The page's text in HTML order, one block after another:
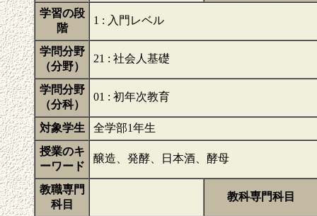
学習の段
階
1 : 入門レベル
学問分野
（分野）
21 : 社会人基礎
学問分野
（分科）
01 : 初年次教育
対象学生
全学部1年生
授業のキ
ーワード
醸造、発酵、日本酒、酵母
教職専門
科目
教科専門科目